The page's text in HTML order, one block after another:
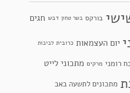
בורקס בשר טחון דבש חגים
יום העצמאות כרובית לביבות
רומני מרקים מתכוני לייט
מתכונים לתשעה באב